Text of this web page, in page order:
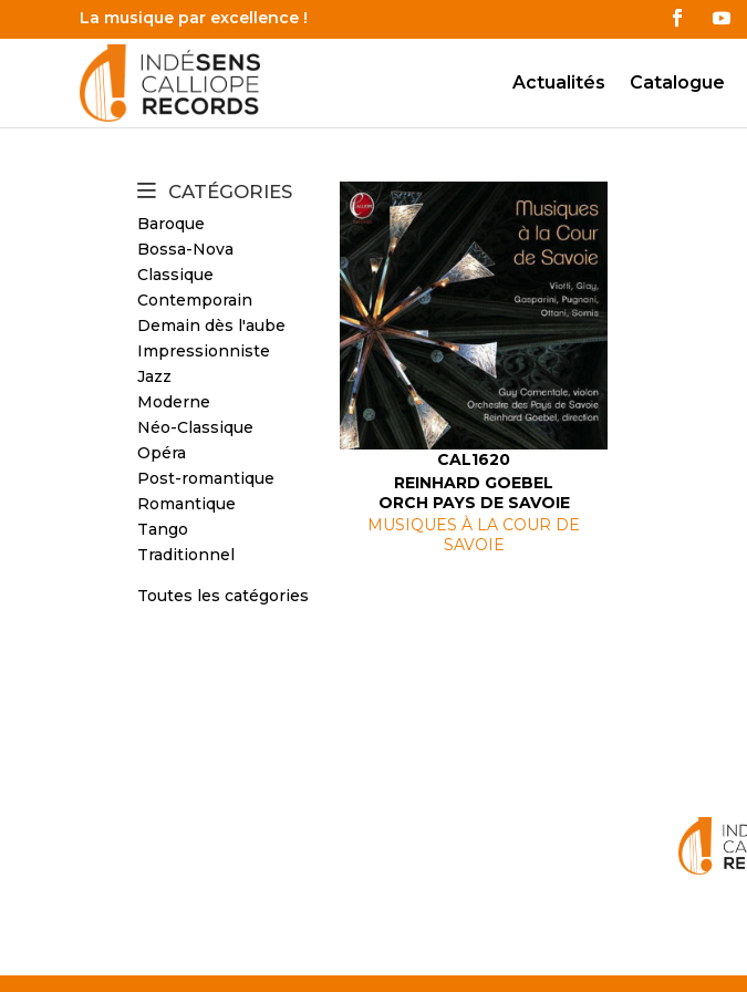
La musique par excellence !
Actualités Catalogue
CATÉGORIES
Baroque
Bossa-Nova
Classique
Contemporain
Demain dès l'aube
Impressionniste
Jazz
Moderne
Néo-Classique
Opéra
Post-romantique
Romantique
Tango
Traditionnel
Toutes les catégories
CAL1620
REINHARD GOEBEL
ORCH PAYS DE SAVOIE
MUSIQUES À LA COUR DE
SAVOIE